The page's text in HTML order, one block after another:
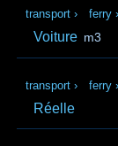
transport › ferry ›
Voiture m3
transport › ferry ›
Réelle